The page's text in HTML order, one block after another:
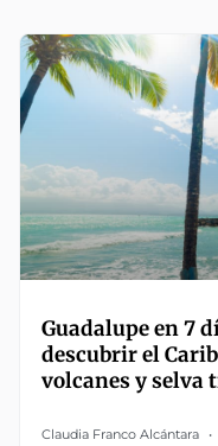
Guadalupe en 7
descubrir el
volcanes y selva
Claudia Franco Alcántara